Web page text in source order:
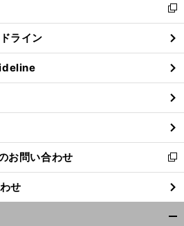
前
閉
る
新
し
い
ウ
ィ
ン
ド
ウ
で
開
く
ライン
お問い合わせ
新
し
い
ウ
ィ
せ